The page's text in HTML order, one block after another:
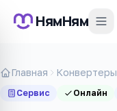
НямНям
Главная Конвертеры
Сервис Онлайн